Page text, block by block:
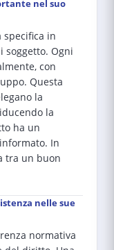
nel suo
specifica in
soggetto. Ogni
con
Questa
la
la
ha un
In
tra un buon
nelle sue
normativa